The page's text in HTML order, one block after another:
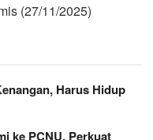
(27/11/2025)
Harus Hidup
ke PCNU, Perkuat